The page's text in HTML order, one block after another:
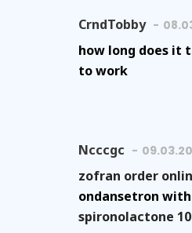
CrndTobby
how long does it
to work
Ncccgc
zofran order
ondansetron
spironolactone